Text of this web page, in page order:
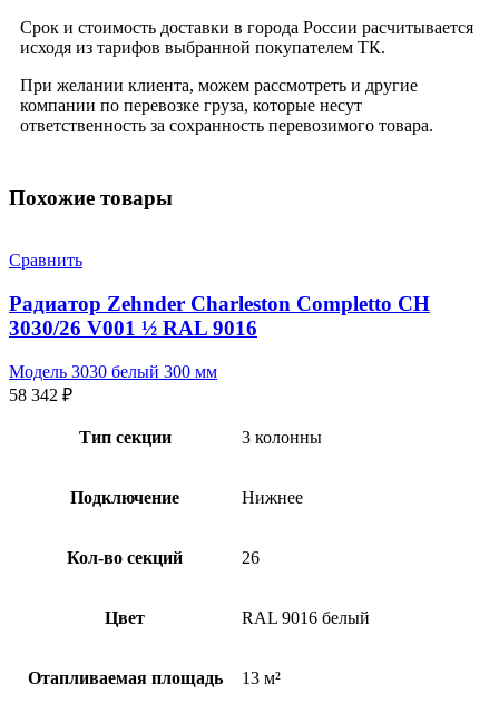
Срок и стоимость доставки в города России расчитывается
исходя из тарифов выбранной покупателем ТК.
При желании клиента, можем рассмотреть и другие
компании по перевозке груза, которые несут
ответственность за сохранность перевозимого товара.
Похожие товары
Сравнить
Радиатор Zehnder Charleston Completto CH
3030/26 V001 ½ RAL 9016
Модель 3030 белый 300 мм
58 342 ₽
Тип секции 3 колонны
Подключение Нижнее
Кол-во секций 26
Цвет RAL 9016 белый
Отапливаемая площадь 13 м²